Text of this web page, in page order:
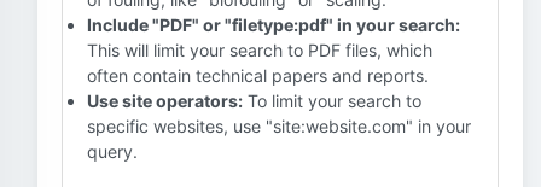
Include "PDF" or "filetype:pdf" in your search:
This will limit your search to PDF files, which
often contain technical papers and reports.
Use site operators: To limit your search to
specific websites, use "site:website.com" in your
query.